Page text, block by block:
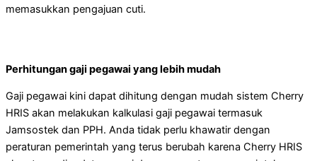
memasukkan pengajuan cuti.
Perhitungan gaji pegawai yang lebih mudah
Gaji pegawai kini dapat dihitung dengan mudah sistem Cherry
HRIS akan melakukan kalkulasi gaji pegawai termasuk
Jamsostek dan PPH. Anda tidak perlu khawatir dengan
peraturan pemerintah yang terus berubah karena Cherry HRIS